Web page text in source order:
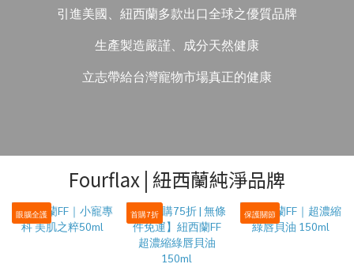
引進美國、紐西蘭多款出口全球之優質品牌
生產製造嚴謹、成分天然健康
立志帶給台灣寵物市場真正的健康
Fourflax | 紐西蘭純淨品牌
眼腦全護 首購7折 保護關節